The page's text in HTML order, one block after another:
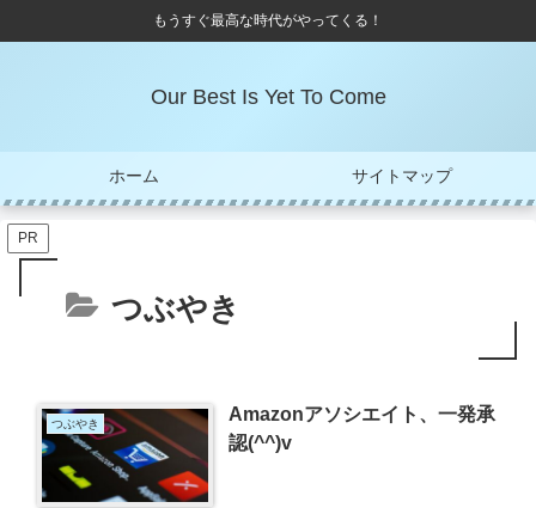
もうすぐ最高な時代がやってくる！
Our Best Is Yet To Come
ホーム サイトマップ
PR
つぶやき
つぶやき
Amazonアソシエイト、一発承
認(^^)v